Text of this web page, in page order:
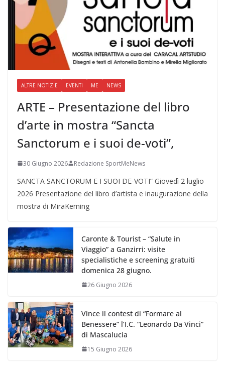
ALTRE NOTIZIE EVENTI ME NEWS
ARTE – Presentazione del libro
d’arte in mostra “Sancta
Sanctorum e i suoi de-voti”,
30 Giugno 2026 Redazione SportMeNews
SANCTA SANCTORUM E I SUOI DE-VOTI” Giovedì 2 luglio
2026 Presentazione del libro d’artista e inaugurazione della
mostra di MiraKerning
Caronte & Tourist – “Salute in
Viaggio” a Ganzirri: visite
specialistiche e screening gratuiti
domenica 28 giugno.
26 Giugno 2026
Vince il contest di “Formare al
Benessere” l’I.C. “Leonardo Da Vinci”
di Mascalucia
15 Giugno 2026